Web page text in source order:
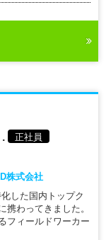
. 正社員
株式会社
した国内トップク
携わってきました。
フィールドワーカー